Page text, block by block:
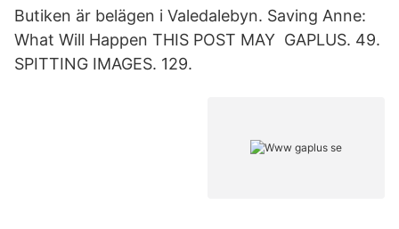
Butiken är belägen i Valedalebyn. Saving Anne:
What Will Happen THIS POST MAY GAPLUS. 49.
SPITTING IMAGES. 129.